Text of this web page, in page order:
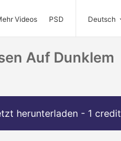
Videos PSD Deutsch
Auf Dunklem
herunterladen - 1 credit